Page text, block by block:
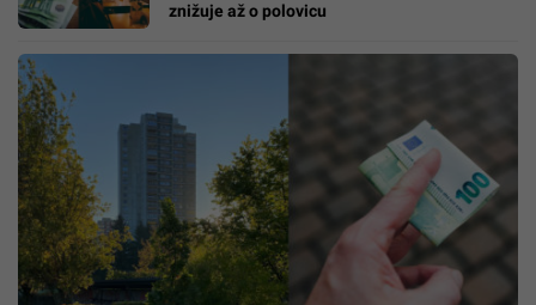
znižuje až o polovicu